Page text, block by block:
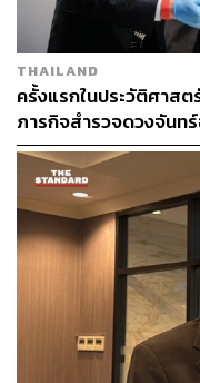
THAILAND
ครั้งแรกในประวัติศาสต
ภารกิจสำรวจดวงจันท
ส.ค.นี้